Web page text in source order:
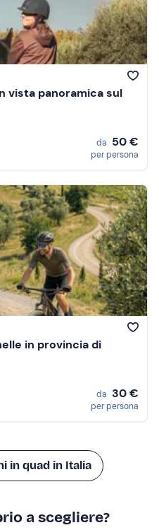
vista panoramica sul
da 50 €
per persona
in provincia di
da 30 €
per persona
in quad in Italia
a scegliere?